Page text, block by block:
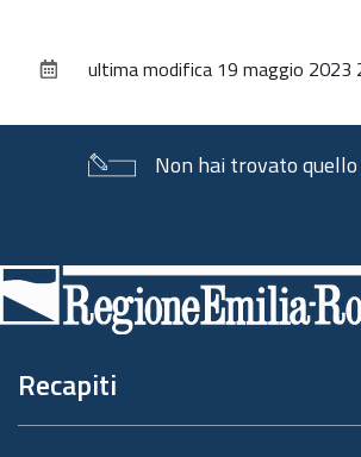
documentoultima modifica 19 maggio 2023
Non hai trovato quello
di
pagina
Recapiti